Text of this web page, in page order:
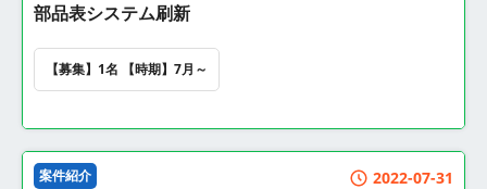
部品表システム刷新
【募集】1名 【時期】7月～
案件紹介 2022-07-31